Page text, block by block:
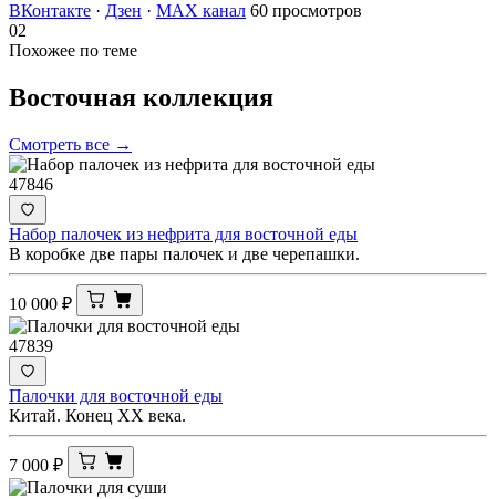
ВКонтакте · Дзен · MAX канал 60 просмотров
02
Похожее по теме
Восточная коллекция
Смотреть все →
47846
Набор палочек из нефрита для восточной еды
В коробке две пары палочек и две черепашки.
10 000 ₽
47839
Палочки для восточной еды
Китай. Конец ХХ века.
7 000 ₽